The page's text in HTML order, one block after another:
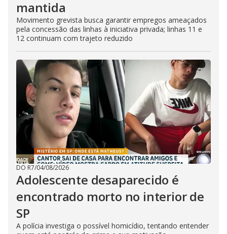
mantida
Movimento grevista busca garantir empregos ameaçados
pela concessão das linhas à iniciativa privada; linhas 11 e
12 continuam com trajeto reduzido
DO R7/04/08/2026
Adolescente desaparecido é
encontrado morto no interior de
SP
A polícia investiga o possível homicídio, tentando entender